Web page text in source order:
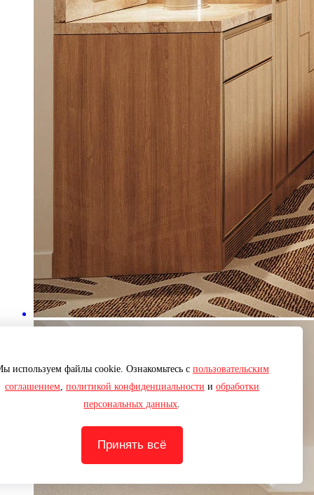
используем файлы cookie. Ознакомьтесь с пользовательским
соглашением, политикой конфиденциальности и обработки
персональных данных
Принять всё